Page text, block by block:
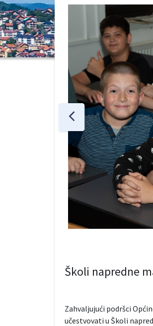
Školi napredne
Zahvaljujući podršci
učestvovati u Školi